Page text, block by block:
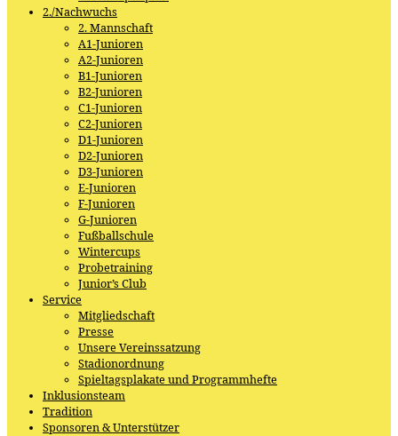
2./Nachwuchs
2. Mannschaft
A1-Junioren
A2-Junioren
B1-Junioren
B2-Junioren
C1-Junioren
C2-Junioren
D1-Junioren
D2-Junioren
D3-Junioren
E-Junioren
F-Junioren
G-Junioren
Fußballschule
Wintercups
Probetraining
Junior’s Club
Service
Mitgliedschaft
Presse
Unsere Vereinssatzung
Stadionordnung
Spieltagsplakate und Programmhefte
Inklusionsteam
Tradition
Sponsoren & Unterstützer